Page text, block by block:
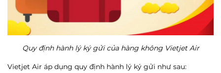
Quy định hành lý ký gửi của hàng không Vietjet Air
Vietjet Air áp dụng quy định hành lý ký gửi như sau: